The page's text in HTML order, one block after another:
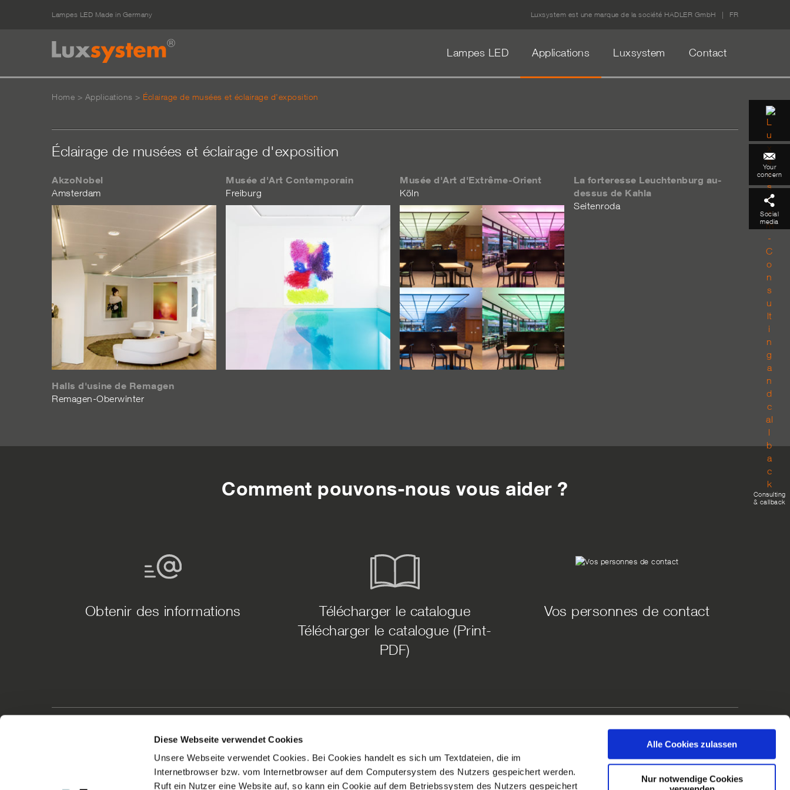
Diese Webseite verwendet Cookies
Unsere Webseite verwendet Cookies. Bei Cookies handelt es sich um Textdateien, die im
Internetbrowser bzw. vom Internetbrowser auf dem Computersystem des Nutzers gespeichert werden.
Ruft ein Nutzer eine Website auf, so kann ein Cookie auf dem Betriebssystem des Nutzers gespeichert
Alle Cookies zulassen
Nur notwendige Cookies
Lampes LED Made in Germany FR
Luxsystem est une marque de la société HADLER GmbH
Lampes LED Applications Luxsystem Contact
Home > Applications > Éclairage de musées et éclairage d'exposition
Éclairage de musées et éclairage d'exposition
AkzoNobel
Amsterdam
Musée d'Art Contemporain
Freiburg
Musée d'Art d'Extrême-Orient
Köln
La forteresse Leuchtenburg au-
dessus de Kahla
Seitenroda
Halls d'usine de Remagen
Remagen-Oberwinter
Comment pouvons-nous vous aider ?
Obtenir des informations
Télécharger le catalogue
Télécharger le catalogue (Print-
PDF)
Vos personnes de contact
DALIuP T5 LED
La société HADLER GmbH développe et produit depuis plus de 35 ans de l'équipement électronique d'éclairage de très haute qualité. Sous le nom de marque Luxsystem sont produits à
Consulting
& callback
Your
concern
Social
media